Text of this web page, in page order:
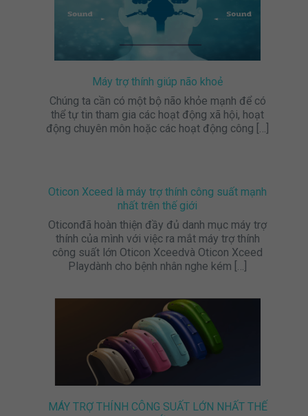
Máy trợ thính giúp não khoẻ
Chúng ta cần có một bộ não khỏe mạnh để có
thể tự tin tham gia các hoạt động xã hội, hoạt
động chuyên môn hoặc các hoạt động công […]
Oticon Xceed là máy trợ thính công suất mạnh
nhất trên thế giới
Oticonđã hoàn thiện đầy đủ danh mục máy trợ
thính của mình với việc ra mắt máy trợ thính
công suất lớn Oticon Xceedvà Oticon Xceed
Playdành cho bệnh nhân nghe kém […]
MÁY TRỢ THÍNH CÔNG SUẤT LỚN NHẤT THẾ